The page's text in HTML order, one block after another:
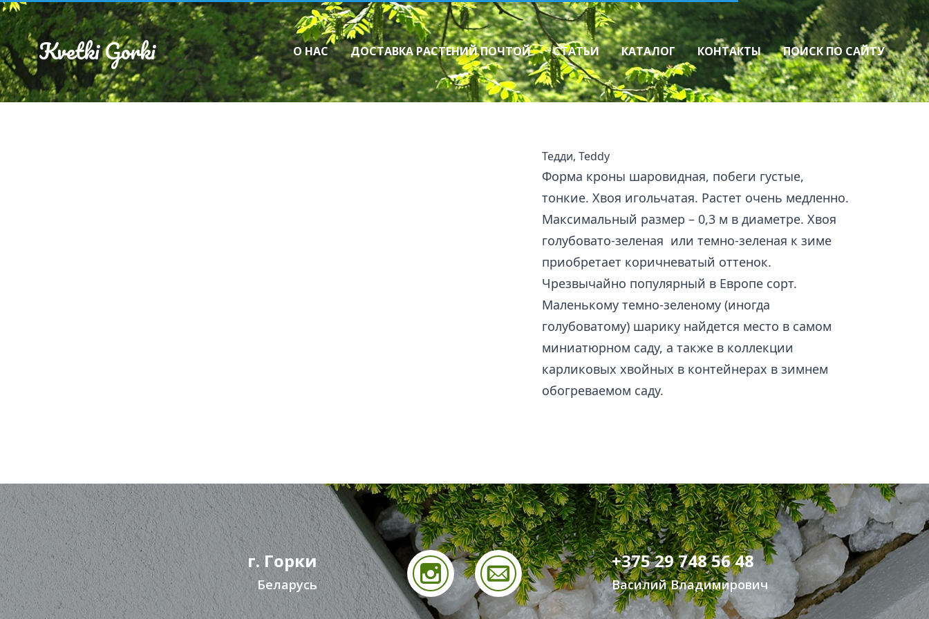
Kvetki Gorki О НАС ДОСТАВКА РАСТЕНИЙ ПОЧТОЙ СТАТЬИ КАТАЛОГ КОНТАКТЫ ПОИСК ПО САЙТУ
Как сделать заказ
Многолетники
Декоративные травы
Астры многолетние (Aster sp.)
Хвойные и лиственные
Лиственные
Тедди, Teddy
Форма кроны шаровидная, побеги густые,
тонкие. Хвоя игольчатая. Растет очень медленно.
Максимальный размер – 0,3 м в диаметре. Хвоя
голубовато-зеленая или темно-зеленая к зиме
приобретает коричневатый оттенок.
Чрезвычайно популярный в Европе сорт.
Маленькому темно-зеленому (иногда
голубоватому) шарику найдется место в самом
миниатюрном саду, а также в коллекции
карликовых хвойных в контейнерах в зимнем
обогреваемом саду.
г. Горки
Беларусь
+375 29 748 56 48
Василий Владимирович